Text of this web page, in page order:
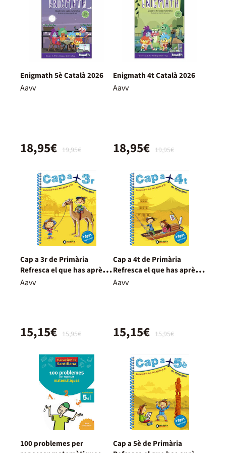
Enigmath 5è Català 2026
Aavv
19,95€
18,95€
Enigmath 4t Català 2026
Aavv
19,95€
18,95€
Cap a 3r de Primària
Refresca el que has après a
2n
Aavv
15,95€
15,15€
Cap a 4t de Primària
Refresca el que has après a
3r
Aavv
15,95€
15,15€
100 problemes per
Cap a 5è de Primària